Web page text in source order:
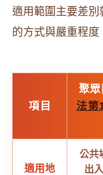
適用範圍主要差
的方式與嚴重程度
項目
聚
法第
適用地
公共
出